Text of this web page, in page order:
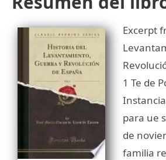
Excerpt
1 Te de
para ue
de
familia